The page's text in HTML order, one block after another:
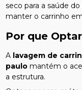
seco para a saúde
manter o carrinho
Por que
A lavagem de
paulo mantém o
a estrutura.